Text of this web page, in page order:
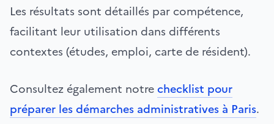
Les résultats sont détaillés par compétence,
facilitant leur utilisation dans différents
contextes (études, emploi, carte de résident).
Consultez également notrechecklist pour
préparer les démarches administratives à Paris.